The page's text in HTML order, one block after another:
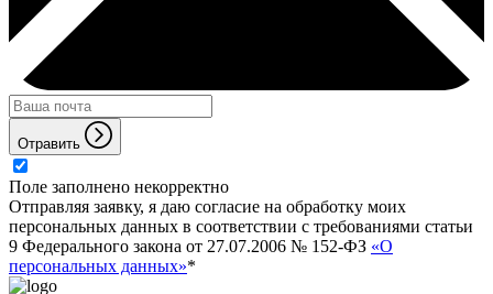
Отравить
Поле заполнено некорректно
Отправляя заявку, я даю согласие на обработку моих
персональных данных в соответствии с требованиями статьи
9 Федерального закона от 27.07.2006 № 152-ФЗ «О
персональных данных»*